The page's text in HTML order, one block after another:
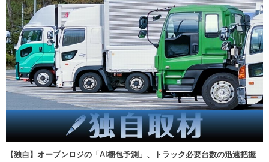
【独自】オープンロジの「AI梱包予測」、トラック必要台数の迅速把握